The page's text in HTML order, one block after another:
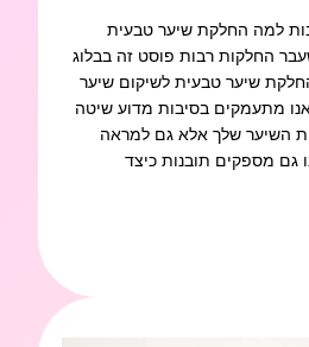
למה החלקת שיער טבעית
החלקות רבות פוסט זה בבלוג
שיער טבעית לשיקום שיער
מתעמקים בסיבות מדוע שיטה
השיער שלך אלא גם למראה
גם מספקים תובנות כיצד